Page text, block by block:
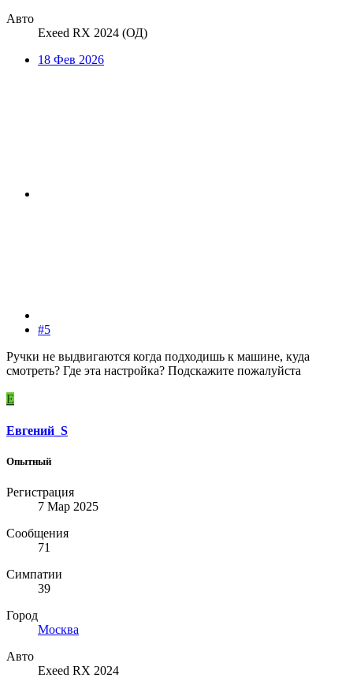
Авто
Exeed RX 2024 (ОД)
18 Фев 2026
#5
Ручки не выдвигаются когда подходишь к машине, куда
смотреть? Где эта настройка? Подскажите пожалуйста
Е
Евгений_S
Опытный
Регистрация
7 Мар 2025
Сообщения
71
Симпатии
39
Город
Москва
Авто
Exeed RX 2024